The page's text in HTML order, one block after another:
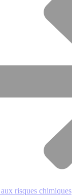
risques chimiques